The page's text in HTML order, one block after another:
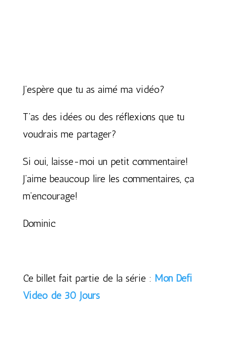
J’espère que tu as aimé ma vidéo?
T’as des idées ou des réflexions que tu
voudrais me partager?
Si oui, laisse-moi un petit commentaire!
J’aime beaucoup lire les commentaires, ça
m’encourage!
Dominic
Ce billet fait partie de la série : Mon Défi
Vidéo de 30 Jours